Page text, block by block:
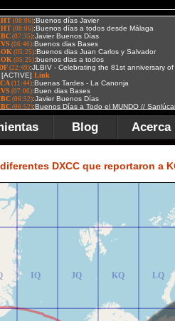
Blog Acerca
DXCC que reportaron a
IQ
IR
JQ
JR
KQ
KR
LQ
LR